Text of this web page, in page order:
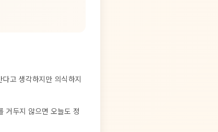
고 생각하지만 의식하지
거두지 않으면 오늘도 정